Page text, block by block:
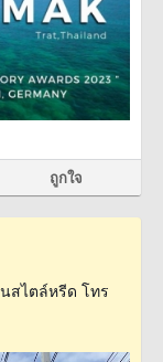
ถูกใจ
สไตล์หรีด โทร